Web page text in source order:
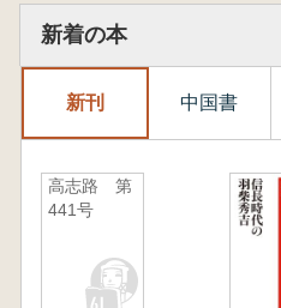
新着の本
新刊 中国書
高志路 第
441号